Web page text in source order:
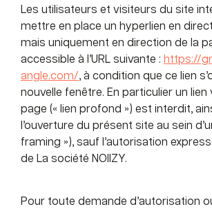
Les utilisateurs et visiteurs du site
mettre en place un hyperlien en
mais uniquement en direction de la
accessible à l’URL suivante : https://
angle.com/, à condition que ce lien
nouvelle fenêtre. En particulier un lien
page (« lien profond ») est interdit,
l’ouverture du présent site au sein
framing »), sauf l’autorisation
de La société NOIIZY.
Pour toute demande d’autorisation